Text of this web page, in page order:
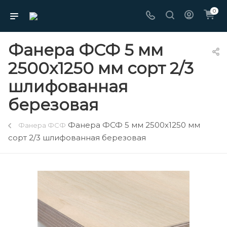
0
Фанера ФСФ 5 мм
2500х1250 мм сорт 2/3
шлифованная
березовая
Фанера ФСФ Фанера ФСФ 5 мм 2500х1250 мм
сорт 2/3 шлифованная березовая